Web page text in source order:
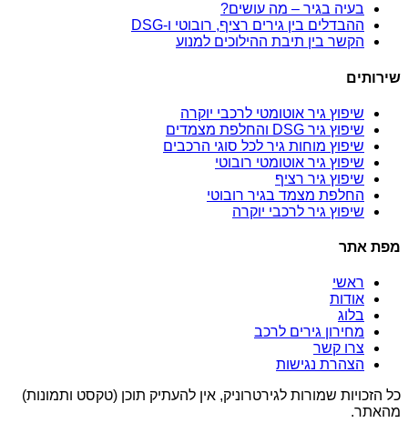
בעיה בגיר – מה עושים?
ההבדלים בין גירים רציף, רובוטי ו-DSG
הקשר בין תיבת ההילוכים למנוע
שירותים
שיפוץ גיר אוטומטי לרכבי יוקרה
שיפוץ גיר DSG והחלפת מצמדים
שיפוץ מוחות גיר לכל סוגי הרכבים
שיפוץ גיר אוטומטי רובוטי
שיפוץ גיר רציף
החלפת מצמד בגיר רובוטי
שיפוץ גיר לרכבי יוקרה
מפת אתר
ראשי
אודות
בלוג
מחירון גירים לרכב
צרו קשר
הצהרת נגישות
כל הזכויות שמורות לגירטרוניק, אין להעתיק תוכן (טקסט ותמונות)
מהאתר.